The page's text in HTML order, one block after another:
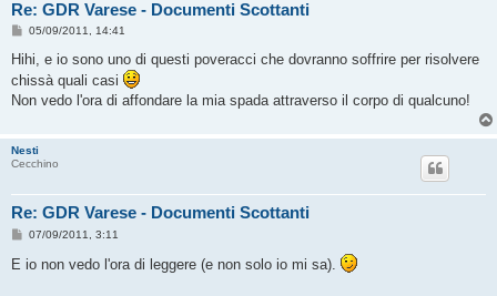
Re: GDR Varese - Documenti Scottanti
M
s
a
g
g
o
05/09/2011, 14:41
Hihi, e io sono uno di questi poveracci che dovranno soffrire per risolvere
chissà quali casi
Non vedo l'ora di affondare la mia spada attraverso il corpo di qualcuno!
Nesti
Cecchino
Re: GDR Varese - Documenti Scottanti
M
s
s
07/09/2011, 3:11
E io non vedo l'ora di leggere (e non solo io mi sa).